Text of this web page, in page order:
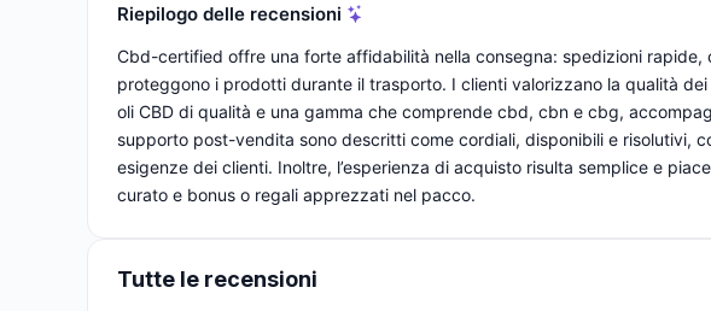
Riepilogo delle recensioni
Cbd-certified offre una forte affidabilità nella consegna: spedizioni rapide,
proteggono i prodotti durante il trasporto. I clienti valorizzano la qualità
oli CBD di qualità e una gamma che comprende cbd, cbn e cbg,
supporto post-vendita sono descritti come cordiali, disponibili e risolutivi,
esigenze dei clienti. Inoltre, l’esperienza di acquisto risulta semplice e
curato e bonus o regali apprezzati nel pacco.
Tutte le recensioni